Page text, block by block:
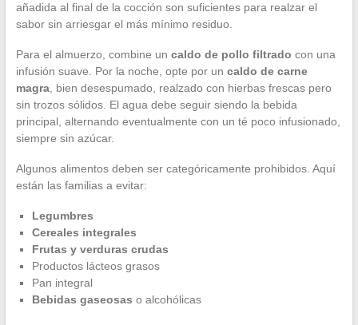
añadida al final de la cocción son suficientes para realzar el
sabor sin arriesgar el más mínimo residuo.
Para el almuerzo, combine un caldo de pollo filtrado con una
infusión suave. Por la noche, opte por un caldo de carne
magra, bien desespumado, realzado con hierbas frescas pero
sin trozos sólidos. El agua debe seguir siendo la bebida
principal, alternando eventualmente con un té poco infusionado,
siempre sin azúcar.
Algunos alimentos deben ser categóricamente prohibidos. Aquí
están las familias a evitar:
Legumbres
Cereales integrales
Frutas y verduras crudas
Productos lácteos grasos
Pan integral
Bebidas gaseosas o alcohólicas